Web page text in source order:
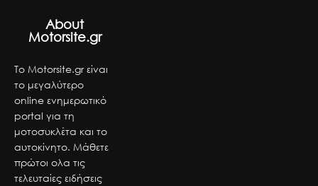
About
Motorsite.gr
Το Motorsite.gr είναι
το μεγαλύτερο
online ενημερωτικό
portal για τη
μοτοσυκλέτα και το
αυτοκίνητο. Μάθετε
πρώτοι ολα τις
τελευταίες ειδήσεις